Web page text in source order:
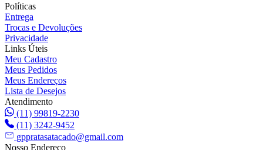
Políticas
Entrega
Trocas e Devoluções
Privacidade
Links Úteis
Meu Cadastro
Meus Pedidos
Meus Endereços
Lista de Desejos
Atendimento
(11) 99819-2230
(11) 3242-9452
gppratasatacado@gmail.com
Nosso Endereço